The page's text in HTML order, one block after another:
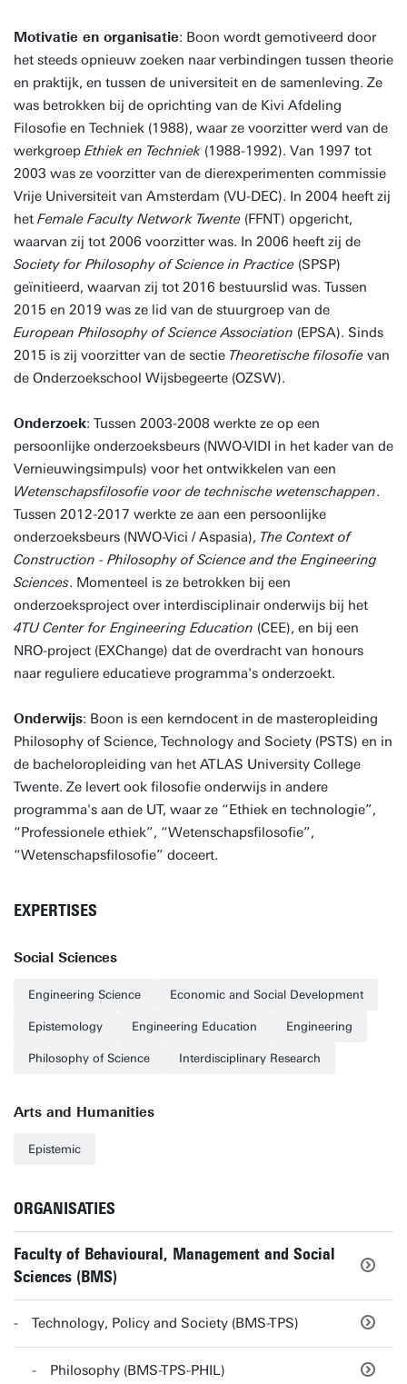
Motivatie en organisatie: Boon wordt gemotiveerd door
het steeds opnieuw zoeken naar verbindingen tussen theorie
en praktijk, en tussen de universiteit en de samenleving. Ze
was betrokken bij de oprichting van de Kivi Afdeling
Filosofie en Techniek (1988), waar ze voorzitter werd van de
werkgroep Ethiek en Techniek (1988-1992). Van 1997 tot
2003 was ze voorzitter van de dierexperimenten commissie
Vrije Universiteit van Amsterdam (VU-DEC). In 2004 heeft zij
het Female Faculty Network Twente (FFNT) opgericht,
waarvan zij tot 2006 voorzitter was. In 2006 heeft zij de
Society for Philosophy of Science in Practice (SPSP)
geïnitieerd, waarvan zij tot 2016 bestuurslid was. Tussen
2015 en 2019 was ze lid van de stuurgroep van de
European Philosophy of Science Association (EPSA). Sinds
2015 is zij voorzitter van de sectie Theoretische filosofie van
de Onderzoekschool Wijsbegeerte (OZSW).
Onderzoek: Tussen 2003-2008 werkte ze op een
persoonlijke onderzoeksbeurs (NWO-VIDI in het kader van de
Vernieuwingsimpuls) voor het ontwikkelen van een
Wetenschapsfilosofie voor de technische wetenschappen.
Tussen 2012-2017 werkte ze aan een persoonlijke
onderzoeksbeurs (NWO-Vici / Aspasia), The Context of
Construction - Philosophy of Science and the Engineering
Sciences. Momenteel is ze betrokken bij een
onderzoeksproject over interdisciplinair onderwijs bij het
4TU Center for Engineering Education (CEE), en bij een
NRO-project (EXChange) dat de overdracht van honours
naar reguliere educatieve programma's onderzoekt.
Onderwijs: Boon is een kerndocent in de masteropleiding
Philosophy of Science, Technology and Society (PSTS) en in
de bacheloropleiding van het ATLAS University College
Twente. Ze levert ook filosofie onderwijs in andere
programma's aan de UT, waar ze “Ethiek en technologie”,
“Professionele ethiek”, “Wetenschapsfilosofie”,
“Wetenschapsfilosofie” doceert.
EXPERTISES
Social Sciences
Engineering Science Economic and Social Development
Epistemology Engineering Education Engineering
Philosophy of Science Interdisciplinary Research
Arts and Humanities
Epistemic
ORGANISATIES
Faculty of Behavioural, Management and Social
Sciences (BMS)
Technology, Policy and Society (BMS-TPS)
Philosophy (BMS-TPS-PHIL)